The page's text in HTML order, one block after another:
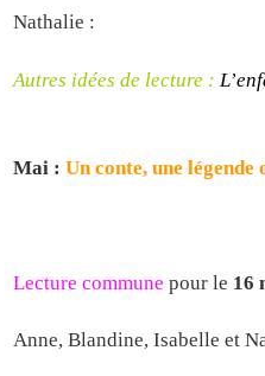
Nathalie :
Autres idées de lecture :
Mai : Un conte, une légende
Lecture commune pour le 16
Anne, Blandine, Isabelle et